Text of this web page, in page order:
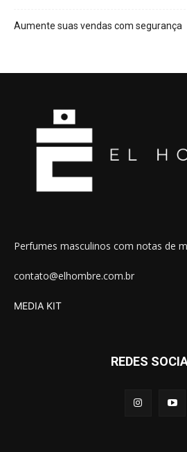
Aumente suas vendas com segurança
Perfumes masculinos com notas de
contato@elhombre.com.br
MEDIA KIT
REDES